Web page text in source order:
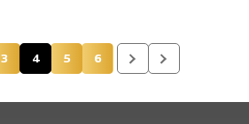
Página
3 Página actual
4 Página
5 Página
6